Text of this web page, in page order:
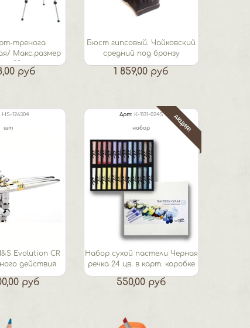
тренога
Макс.размер
83 см
руб
Бюст гипсовый. Чайковский
средний под бронзу
1 859,00 руб
HS-126304
шт
Evolution CR
действия
руб
Арт: К-1131-024S
набор
Набор сухой пастели Черная
речка 24 цв. в карт. коробке
АКЦИЯ!
550,00 руб